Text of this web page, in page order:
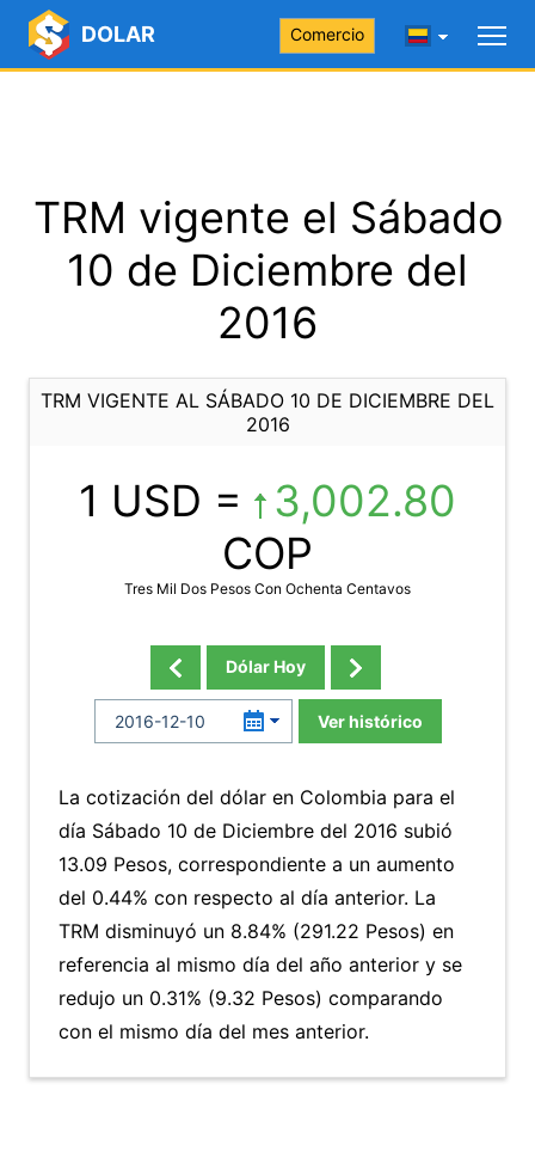
DOLAR Comercio
TRM vigente el Sábado
10 de Diciembre del
2016
TRM VIGENTE AL SÁBADO 10 DE DICIEMBRE DEL
2016
1 USD =
3,002.80
COP
Tres Mil Dos Pesos Con Ochenta Centavos
Dólar Hoy
Ver histórico
La cotización del dólar en Colombia para el
día Sábado 10 de Diciembre del 2016 subió
13.09 Pesos, correspondiente a un aumento
del 0.44% con respecto al día anterior. La
TRM disminuyó un 8.84% (291.22 Pesos) en
referencia al mismo día del año anterior y se
redujo un 0.31% (9.32 Pesos) comparando
con el mismo día del mes anterior.